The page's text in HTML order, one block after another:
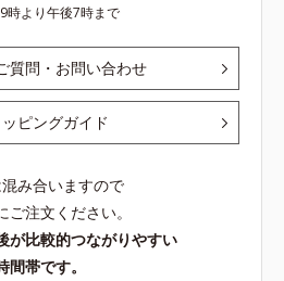
時より午後7時まで
質問・お問い合わせ
ピングガイド
み合いますので
ご注文ください。
が比較的つながりやすい
間帯です。